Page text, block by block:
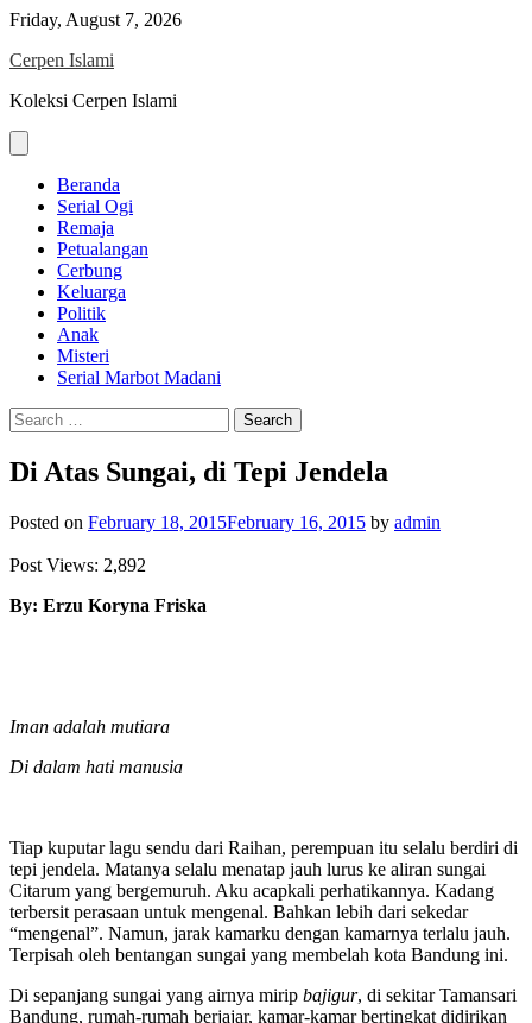
Skip
content
Friday, August 7, 2026
Cerpen Islami
Koleksi Cerpen Islami
Beranda
Serial Ogi
Remaja
Petualangan
Cerbung
Keluarga
Politik
Anak
Misteri
Serial Marbot Madani
Search
for:
Di Atas Sungai, di Tepi Jendela
Posted on February 18, 2015February 16, 2015 by admin
Post Views: 2,892
By: Erzu Koryna Friska
Iman adalah mutiara
Di dalam hati manusia
Tiap kuputar lagu sendu dari Raihan, perempuan itu selalu berdiri di
tepi jendela. Matanya selalu menatap jauh lurus ke aliran sungai
Citarum yang bergemuruh. Aku acapkali perhatikannya. Kadang
terbersit perasaan untuk mengenal. Bahkan lebih dari sekedar
“mengenal”. Namun, jarak kamarku dengan kamarnya terlalu jauh.
Terpisah oleh bentangan sungai yang membelah kota Bandung ini.
Di sepanjang sungai yang airnya mirip bajigur, di sekitar Tamansari
Bandung, rumah-rumah berjajar, kamar-kamar bertingkat didirikan